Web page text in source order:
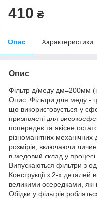
410 ₴
Опис Характеристики
Опис
Фільтр д/меду дм=200мм
Опис: Фільтри для меду -
що використовується у
призначені для
попереднє та якісне
різноманітних механічних
розмірів, включаючи
в медовий склад у процесі
Випускаються фільтри з
Конструкції з 2-х деталей
великими осередками, які
Обідки у фільтрів